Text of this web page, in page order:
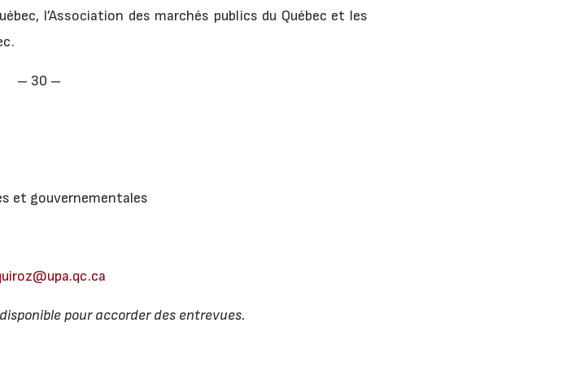
l’Association des marchés publics du Québec et les
– 30 –
et gouvernementales
pour accorder des entrevues.